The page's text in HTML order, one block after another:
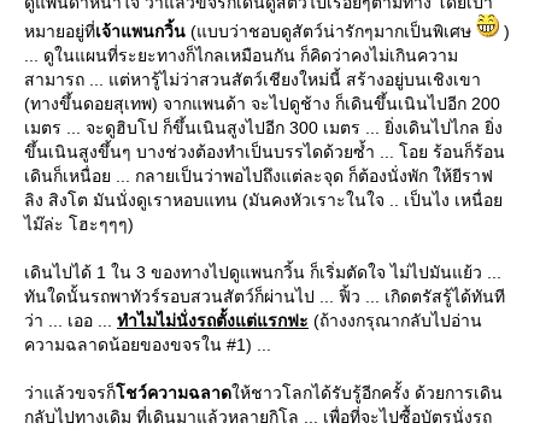
หมายอยู่ที่เจ้าแพนกวิ้น (แบบว่าชอบดูสัตว์น่ารักๆมากเป็นพิเศษ
)
... ดูในแผนที่ระยะทางก็ไกลเหมือนกัน ก็คิดว่าคงไม่เกินความ
สามารถ ... แต่หารู้ไม่ว่าสวนสัตว์เชียงใหม่นี้ สร้างอยู่บนเชิงเขา
(ทางขึ้นดอยสุเทพ) จากแพนด้า จะไปดูช้าง ก็เดินขึ้นเนินไปอีก 200
เมตร ... จะดูฮิบโป ก็ขึ้นเนินสูงไปอีก 300 เมตร ... ยิ่งเดินไปไกล ยิ่ง
ขึ้นเนินสูงขึ้นๆ บางช่วงต้องทำเป็นบรรไดด้วยซ้ำ ... โอย ร้อนก็ร้อน
เดินก็เหนื่อย ... กลายเป็นว่าพอไปถึงแต่ละจุด ก็ต้องนั่งพัก ให้ยีราฟ
ลิง สิงโต มันนั่งดูเราหอบแทน (มันคงหัวเราะในใจ .. เป็นไง เหนื่อ
ไม๊ล่ะ โฮะๆๆๆ)
เดินไปได้ 1 ใน 3 ของทางไปดูแพนกวิ้น ก็เริ่มตัดใจ ไม่ไปมันแย้ว ...
ทันใดนั้นรถพาทัวร์รอบสวนสัตว์ก็ผ่านไป ... ฟิ้ว ... เกิดตรัสรู้ได้ทันที
ว่า ... เออ ... ทำไมไม่นั่งรถตั้งแต่แรกฟะ (ถ้างงกรุณากลับไปอ่าน
ความฉลาดน้อยของขจรใน #1) ...
ว่าแล้วขจรก็ชว์ความฉลาดห้ชาวโลกได้รับรู้อีกครั้ง ด้วยการเดิน
กลับไปทางเดิม ที่เดินมาแล้วหลายกิโล ... เพื่อที่จะไปซื้อบัตรนั่งรถ